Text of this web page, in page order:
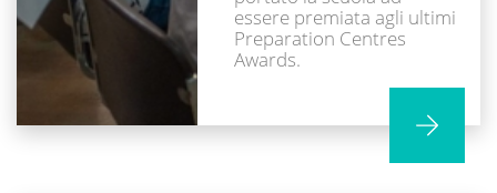
essere premiata agli ultimi
Preparation Centres
Awards.